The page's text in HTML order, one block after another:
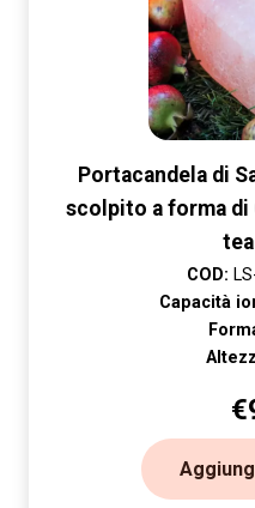
Portacandela di
scolpito a forma di
COD:
Capacità
€